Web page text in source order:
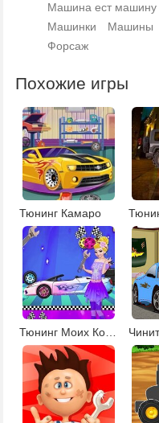
Машина ест машину
Машинки
Машины
Форсаж
Похожие игры
Тюнинг Камаро
Тюнинг Моих Колес